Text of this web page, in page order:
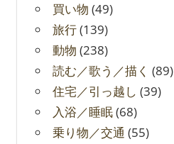
買い物 (49)
旅行(139)
動物 (238)
読む／歌う／描く (89)
住宅／引っ越し (39)
入浴／睡眠(68)
乗り物／交通 (55)